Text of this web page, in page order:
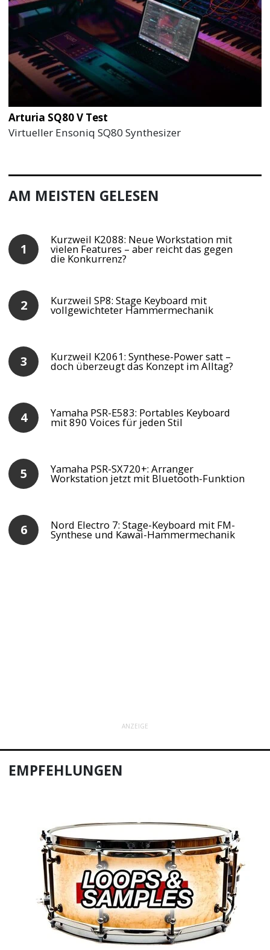
Arturia SQ80 V Test
Virtueller Ensoniq SQ80 Synthesizer
AM MEISTEN GELESEN
Kurzweil K2088: Neue Workstation mit
vielen Features – aber reicht das gegen
die Konkurrenz?
Kurzweil SP8: Stage Keyboard mit
vollgewichteter Hammermechanik
Kurzweil K2061: Synthese-Power satt –
doch überzeugt das Konzept im Alltag?
Yamaha PSR-E583: Portables Keyboard
mit 890 Voices für jeden Stil
Yamaha PSR-SX720+: Arranger
Workstation jetzt mit Bluetooth-Funktion
Nord Electro 7: Stage-Keyboard mit FM-
Synthese und Kawai-Hammermechanik
ANZEIGE
EMPFEHLUNGEN